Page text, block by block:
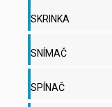
SKRINKA
SNÍMAČ
SPÍNAČ